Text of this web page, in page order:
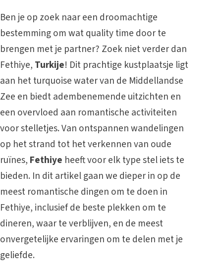
Ben je op zoek naar een droomachtige
bestemming om wat quality time door te
brengen met je partner? Zoek niet verder dan
Fethiye, Turkije! Dit prachtige kustplaatsje ligt
aan het turquoise water van de Middellandse
Zee en biedt adembenemende uitzichten en
een overvloed aan romantische activiteiten
voor stelletjes. Van ontspannen wandelingen
op het strand tot het verkennen van oude
ruïnes, Fethiye heeft voor elk type stel iets te
bieden. In dit artikel gaan we dieper in op de
meest romantische dingen om te doen in
Fethiye, inclusief de beste plekken om te
dineren, waar te verblijven, en de meest
onvergetelijke ervaringen om te delen met je
geliefde.